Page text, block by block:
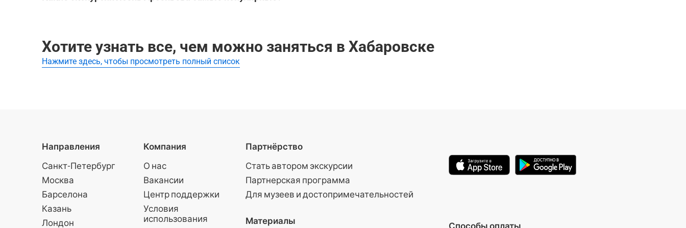
Хотите узнать все, чем можно заняться в Хабаровске
Нажмите здесь, чтобы просмотреть полный список
Направления
Санкт-Петербург
Москва
Барселона
Казань
Лондон
Компания
О нас
Вакансии
Центр поддержки
Условия
использования
Партнёрство
Стать автором экскурсии
Партнерская программа
Для музеев и достопримечательностей
Материалы Способы оплаты